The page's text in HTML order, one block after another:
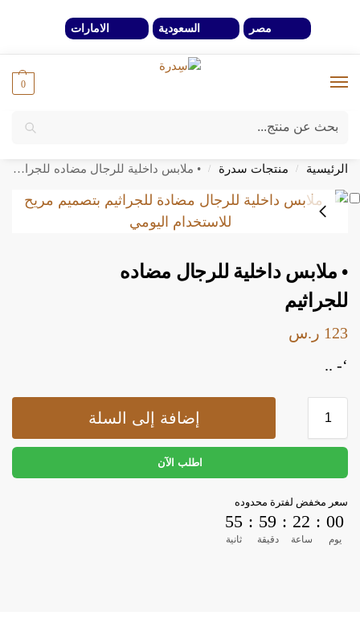
مصر السعودية الامارات
0
أدوات منزلية
خصومات 40% لفترة محدوة وحتي نفاذ الكمية
الرئيسية / منتجات سدرة / • ملابس داخلية للرجال مضاده للجراثيم
• ملابس داخلية للرجال مضاده
للجراثيم
123 ر.س
‘- ..
إضافة إلى السلة
اطلب الآن
سعر مخفض لفترة محدوده
00
يوم
:
22
ساعة
:
59
دقيقة
:
55
ثانية